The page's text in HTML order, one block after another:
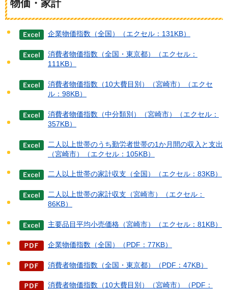
物価・家計
企業物価指数（全国）（エクセル：131KB）
消費者物価指数（全国・東京都）（エクセル：
111KB）
消費者物価指数（10大費目別）（宮崎市）（エクセ
ル：98KB）
消費者物価指数（中分類別）（宮崎市）（エクセル：
357KB）
二人以上世帯のうち勤労者世帯の1か月間の収入と支出
（宮崎市）（エクセル：105KB）
二人以上世帯の家計収支（全国）（エクセル：83KB）
二人以上世帯の家計収支（宮崎市）（エクセル：
86KB）
主要品目平均小売価格（宮崎市）（エクセル：81KB）
企業物価指数（全国）（PDF：77KB）
消費者物価指数（全国・東京都）（PDF：47KB）
消費者物価指数（10大費目別）（宮崎市）（PDF：